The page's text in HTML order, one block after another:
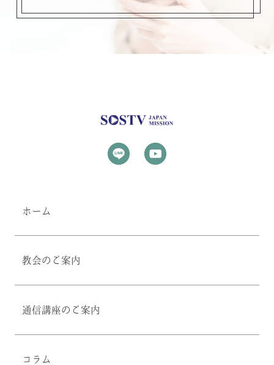
ホーム
教会のご案内
通信講座のご案内
コラム